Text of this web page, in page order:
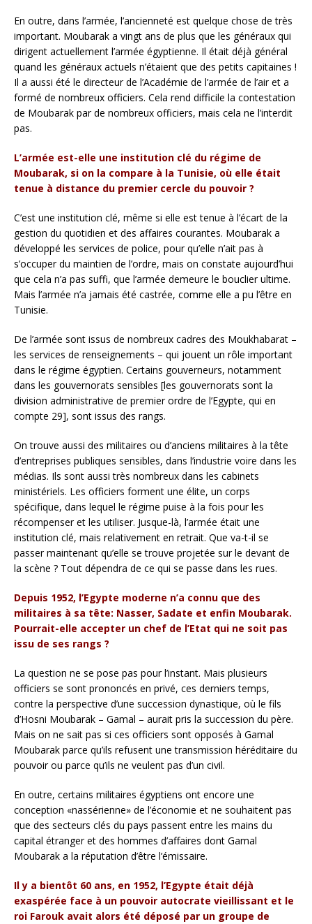
En outre, dans l’armée, l’ancienneté est quelque chose de très
important. Moubarak a vingt ans de plus que les généraux qui
dirigent actuellement l’armée égyptienne. Il était déjà général
quand les généraux actuels n’étaient que des petits capitaines !
Il a aussi été le directeur de l’Académie de l’armée de l’air et a
formé de nombreux officiers. Cela rend difficile la contestation
de Moubarak par de nombreux officiers, mais cela ne l’interdit
pas.
L’armée est-elle une institution clé du régime de
Moubarak, si on la compare à la Tunisie, où elle était
tenue à distance du premier cercle du pouvoir ?
C’est une institution clé, même si elle est tenue à l’écart de la
gestion du quotidien et des affaires courantes. Moubarak a
développé les services de police, pour qu’elle n’ait pas à
s’occuper du maintien de l’ordre, mais on constate aujourd’hui
que cela n’a pas suffi, que l’armée demeure le bouclier ultime.
Mais l’armée n’a jamais été castrée, comme elle a pu l’être en
Tunisie.
De l’armée sont issus de nombreux cadres des Moukhabarat –
les services de renseignements – qui jouent un rôle important
dans le régime égyptien. Certains gouverneurs, notamment
dans les gouvernorats sensibles [les gouvernorats sont la
division administrative de premier ordre de l’Egypte, qui en
compte 29], sont issus des rangs.
On trouve aussi des militaires ou d’anciens militaires à la tête
d’entreprises publiques sensibles, dans l’industrie voire dans les
médias. Ils sont aussi très nombreux dans les cabinets
ministériels. Les officiers forment une élite, un corps
spécifique, dans lequel le régime puise à la fois pour les
récompenser et les utiliser. Jusque-là, l’armée était une
institution clé, mais relativement en retrait. Que va-t-il se
passer maintenant qu’elle se trouve projetée sur le devant de
la scène ? Tout dépendra de ce qui se passe dans les rues.
Depuis 1952, l’Egypte moderne n’a connu que des
militaires à sa tête: Nasser, Sadate et enfin Moubarak.
Pourrait-elle accepter un chef de l’Etat qui ne soit pas
issu de ses rangs ?
La question ne se pose pas pour l’instant. Mais plusieurs
officiers se sont prononcés en privé, ces derniers temps,
contre la perspective d’une succession dynastique, où le fils
d’Hosni Moubarak – Gamal – aurait pris la succession du père.
Mais on ne sait pas si ces officiers sont opposés à Gamal
Moubarak parce qu’ils refusent une transmission héréditaire du
pouvoir ou parce qu’ils ne veulent pas d’un civil.
En outre, certains militaires égyptiens ont encore une
conception «nassérienne» de l’économie et ne souhaitent pas
que des secteurs clés du pays passent entre les mains du
capital étranger et des hommes d’affaires dont Gamal
Moubarak a la réputation d’être l’émissaire.
Il y a bientôt 60 ans, en 1952, l’Egypte était déjà
exaspérée face à un pouvoir autocrate vieillissant et le
roi Farouk avait alors été déposé par un groupe de